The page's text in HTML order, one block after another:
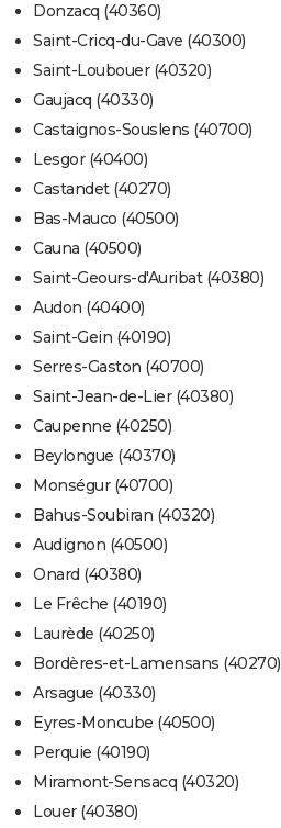
Donzacq (40360)
Saint-Cricq-du-Gave (40300)
Saint-Loubouer (40320)
Gaujacq (40330)
Castaignos-Souslens (40700)
Lesgor (40400)
Castandet (40270)
Bas-Mauco (40500)
Cauna (40500)
Saint-Geours-d'Auribat (40380)
Audon (40400)
Saint-Gein (40190)
Serres-Gaston (40700)
Saint-Jean-de-Lier (40380)
Caupenne (40250)
Beylongue (40370)
Monségur (40700)
Bahus-Soubiran (40320)
Audignon (40500)
Onard (40380)
Le Frêche (40190)
Laurède (40250)
Bordères-et-Lamensans (40270)
Arsague (40330)
Eyres-Moncube (40500)
Perquie (40190)
Miramont-Sensacq (40320)
Louer (40380)